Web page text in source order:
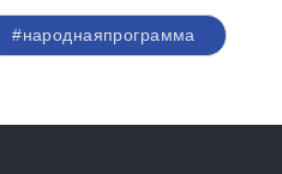
#народнаяпрограмма